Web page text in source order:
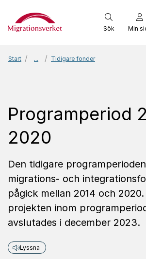
Start
Sök Min
Start ... Tidigare fonder
Programperiod
2020
Den tidigare
migrations- och
pågick mellan 2014 och
projekten inom
avslutades i december 2023.
Lyssna